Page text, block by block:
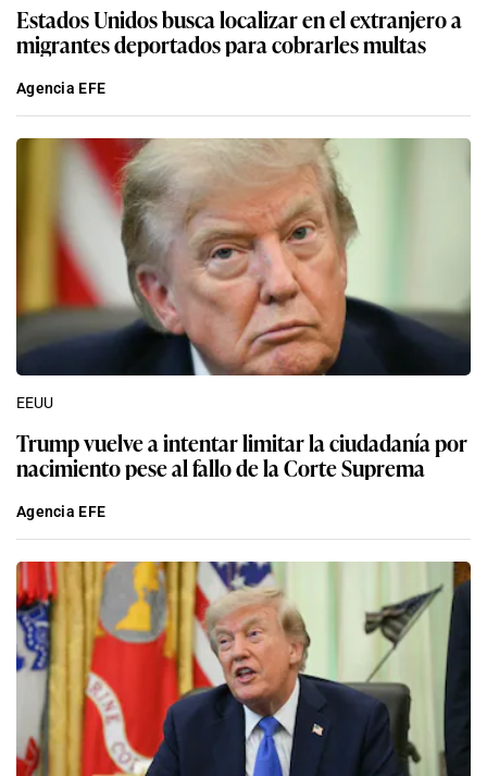
Estados Unidos busca localizar en el extranjero a
migrantes deportados para cobrarles multas
Agencia EFE
EEUU
Trump vuelve a intentar limitar la ciudadanía por
nacimiento pese al fallo de la Corte Suprema
Agencia EFE